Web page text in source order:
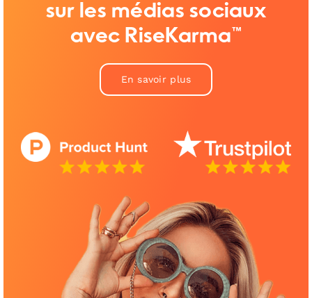
sur les médias sociaux
avec RiseKarma™
En savoir plus